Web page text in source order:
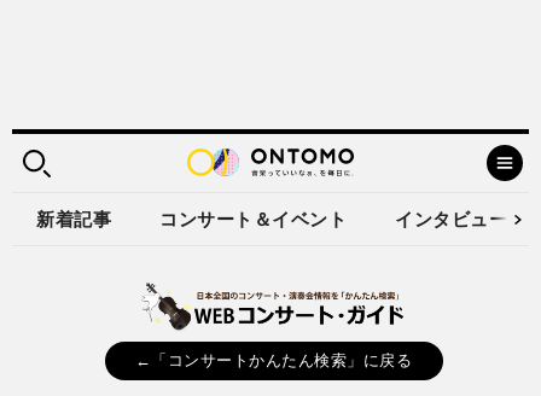
新着記事 コンサート＆イベント インタビュー
←「コンサートかんたん検索」に戻る